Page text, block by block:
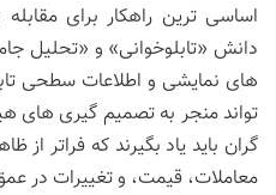
اساسی ترین راهکار برای
دانش «تابلوخوانی» و «تحلیل
های نمایشی و اطلاعات سطحی
تواند منجر به تصمیم گیری های
گران باید یاد بگیرند که فراتر از
معاملات، قیمت، و تغییرات در عمق